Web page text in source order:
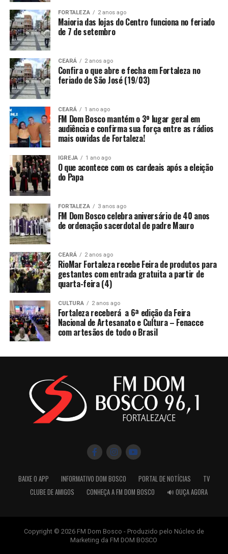
FORTALEZA 2 anos ago
Maioria das lojas do Centro funciona no feriado
de 7 de setembro
CEARÁ 2 anos ago
Confira o que abre e fecha em Fortaleza no
feriado de São José (19/03)
CEARÁ 1 ano ago
FM Dom Bosco mantém o 3º lugar geral em
audiência e confirma sua força entre as rádios
mais ouvidas de Fortaleza!
IGREJA 1 ano ago
O que acontece com os cardeais após a eleição
do Papa
FORTALEZA 3 anos ago
FM Dom Bosco celebra aniversário de 40 anos
de ordenação sacerdotal de padre Mauro
CEARÁ 2 anos ago
RioMar Fortaleza recebe Feira de produtos para
gestantes com entrada gratuita a partir de
quarta-feira (4)
CULTURA 2 anos ago
Fortaleza receberá a 6ª edição da Feira
Nacional de Artesanato e Cultura – Fenacce
com artesãos de todo o Brasil
BAIXE O APP INFORMATIVO DOM BOSCO PORTAL DE NOTÍCIAS
TV
CLUBE DE AMIGOS
CONHEÇA A FM DOM BOSCO 🔊 OUÇA AGORA
Copyright © 2026 FM Dom Bosco - Produzido pelo Núcleo de
Marketing da FM DOM BOSCO